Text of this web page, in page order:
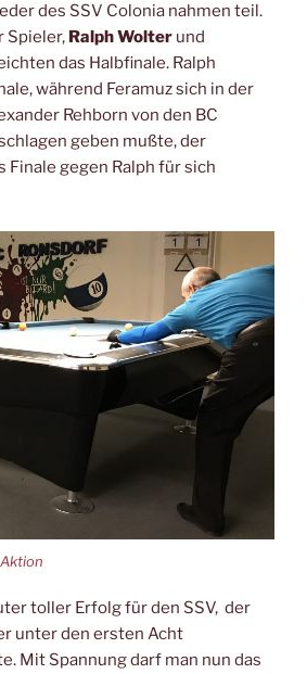
des SSV Colonia nahmen teil.
Spieler, Ralph Wolter und
das Halbfinale. Ralph
während Feramuz sich in der
Rehborn von den BC
geben mußte, der
Finale gegen Ralph für sich
toller Erfolg für den SSV, der
unter den ersten Acht
Mit Spannung darf man nun das